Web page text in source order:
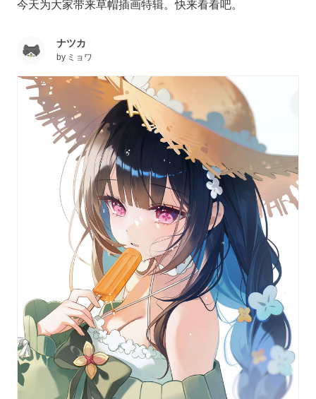
今天为大家带来草帽插画特辑。快来看看吧。
ナツカ
by ミョワ